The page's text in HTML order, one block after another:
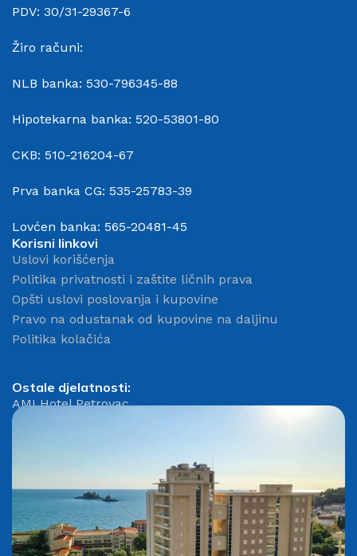
PDV: 30/31-29367-6
Žiro računi:
NLB banka: 530-796345-88
Hipotekarna banka: 520-53801-80
CKB: 510-216204-67
Prva banka CG: 535-25783-39
Lovćen banka: 565-20481-45
Korisni linkovi
Uslovi korišćenja
Politika privatnosti i zaštite ličnih prava
Opšti uslovi poslovanja i kupovine
Pravo na odustanak od kupovine na daljinu
Politika kolačića
Ostale djelatnosti:
AMI Hotel Petrovac